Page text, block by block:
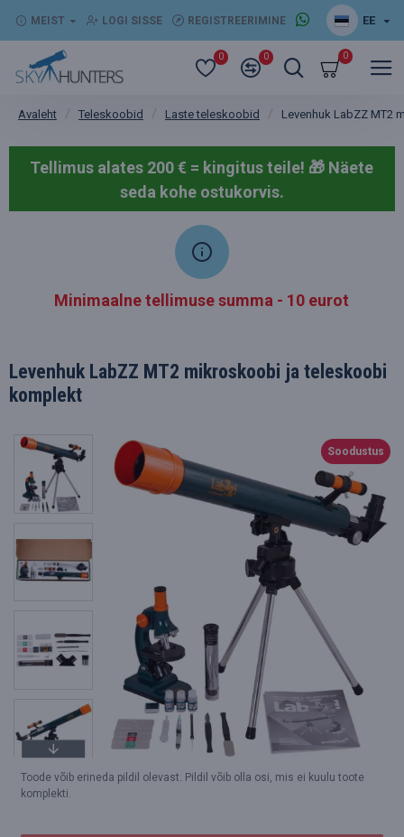
MEIST LOGI SISSE REGISTREERIMINE EE
0 0 0
Avaleht Teleskoobid Laste teleskoobid Levenhuk LabZZ MT2
Tellimus alates 200 € = kingitus teile! 🎁 Näete
seda kohe ostukorvis.
Minimaalne tellimuse summa - 10 eurot
Levenhuk LabZZ MT2 mikroskoobi ja teleskoobi
komplekt
Soodustus
Toode võib erineda pildil olevast. Pildil võib olla osi, mis ei kuulu toote
komplekti.